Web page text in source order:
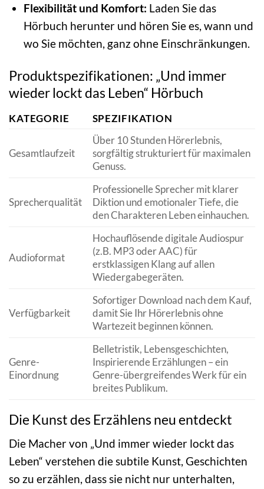
Flexibilität und Komfort: Laden Sie das
Hörbuch herunter und hören Sie es, wann und
wo Sie möchten, ganz ohne Einschränkungen.
Produktspezifikationen: „Und immer
wieder lockt das Leben“ Hörbuch
KATEGORIE SPEZIFIKATION
Gesamtlaufzeit
Über 10 Stunden Hörerlebnis,
sorgfältig strukturiert für maximalen
Genuss.
Sprecherqualität
Professionelle Sprecher mit klarer
Diktion und emotionaler Tiefe, die
den Charakteren Leben einhauchen.
Audioformat
Hochauflösende digitale Audiospur
(z.B. MP3 oder AAC) für
erstklassigen Klang auf allen
Wiedergabegeräten.
Verfügbarkeit
Sofortiger Download nach dem Kauf,
damit Sie Ihr Hörerlebnis ohne
Wartezeit beginnen können.
Genre-
Einordnung
Belletristik, Lebensgeschichten,
Inspirierende Erzählungen – ein
Genre-übergreifendes Werk für ein
breites Publikum.
Die Kunst des Erzählens neu entdeckt
Die Macher von „Und immer wieder lockt das
Leben“ verstehen die subtile Kunst, Geschichten
so zu erzählen, dass sie nicht nur unterhalten,